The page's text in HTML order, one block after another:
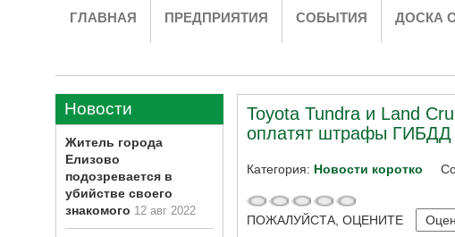
ГЛАВНАЯ ПРЕДПРИЯТИЯ СОБЫТИЯ ДОСКА
Toyota Tundra и Land
оплатят штрафы ГИБДД
Категория: Новости коротко
ПОЖАЛУЙСТА, ОЦЕНИТЕ
Новости
Житель города
Елизово
подозревается в
убийстве своего
знакомого 12 авг 2022